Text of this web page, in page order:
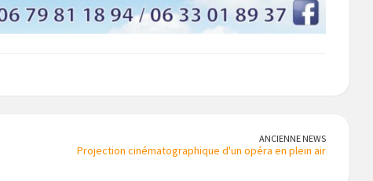
ANCIENNE NEWS
Projection cinématographique d'un opéra en plein air